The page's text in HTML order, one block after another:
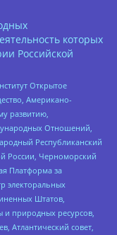
которых
Российской
Открытое
Американо-
развитию,
Отношений,
Республиканский
России, Черноморский
Платформа за
электоральных
Штатов,
природных ресурсов,
Атлантический совет,